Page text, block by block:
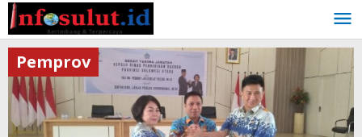
Lewati
ke
konten
Pemprov